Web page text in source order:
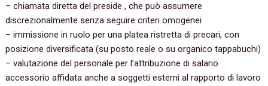
– chiamata diretta del preside , che può assumere
discrezionalmente senza seguire criteri omogenei
– immissione in ruolo per una platea ristretta di precari, con
posizione diversificata (su posto reale o su organico tappabuchi)
– valutazione del personale per l’attribuzione di salario
accessorio affidata anche a soggetti esterni al rapporto di lavoro